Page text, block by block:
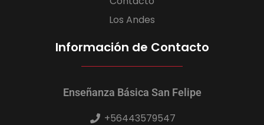
Los Andes
Información de Contacto
Enseñanza Básica San Felipe
+56443579547